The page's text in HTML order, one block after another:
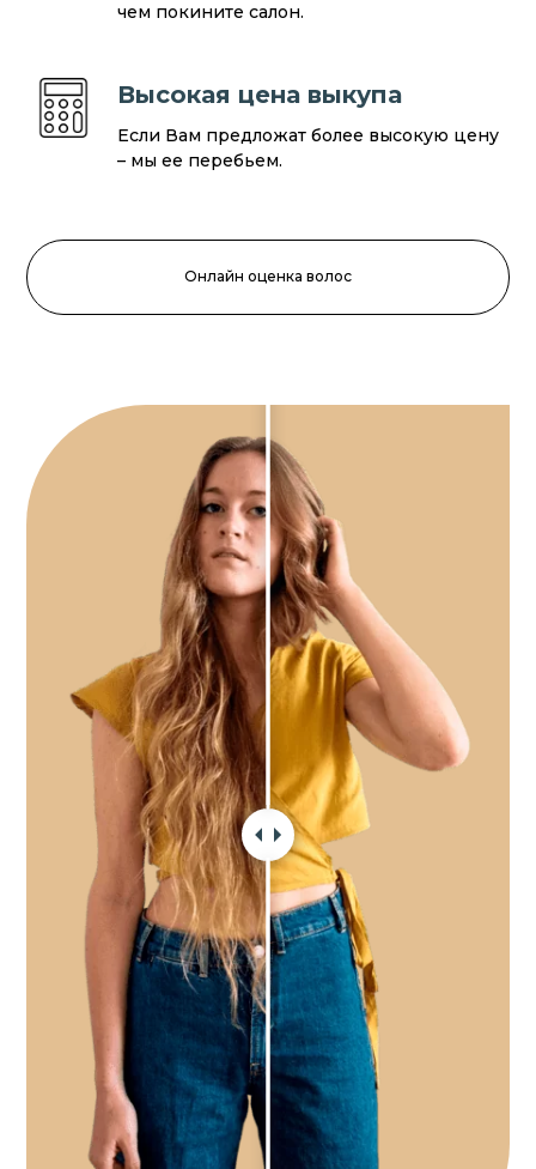
чем покините салон.
Высокая цена выкупа
Если Вам предложат более высокую цену
– мы ее перебьем.
Онлайн оценка волос